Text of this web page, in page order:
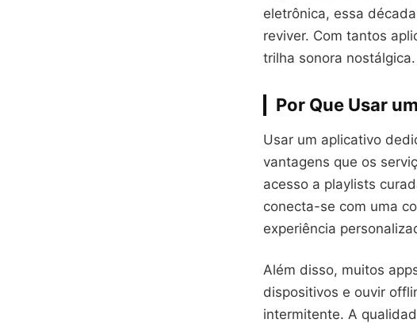
eletrônica, essa
reviver. Com tantos
trilha sonora nostálgica.
Por Que Usar
Usar um aplicativo
vantagens que os
acesso a playlists
conecta-se com uma
experiência
Além disso, muitos
dispositivos e ouvir
intermitente. A